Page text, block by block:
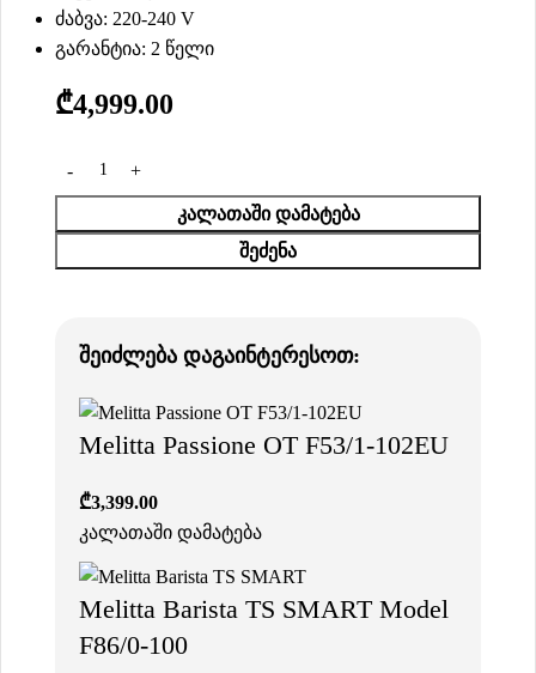
ძაბვა: 220-240 V
გარანტია: 2 წელი
₾4,999.00
ᲙᲐᲚᲐᲗᲐᲨᲘ ᲓᲐᲛᲐᲢᲔᲑᲐ
ᲨᲔᲫᲔᲜᲐ
შეიძლება დაგაინტერესოთ:
Melitta Passione OT F53/1-102EU
₾3,399.00
კალათაში დამატება
Melitta Barista TS SMART Model
F86/0-100